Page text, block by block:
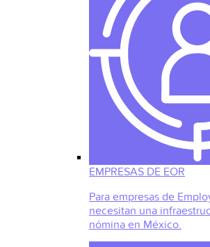
EMPRESAS DE EOR
Para empresas de
necesitan una
nómina en México.